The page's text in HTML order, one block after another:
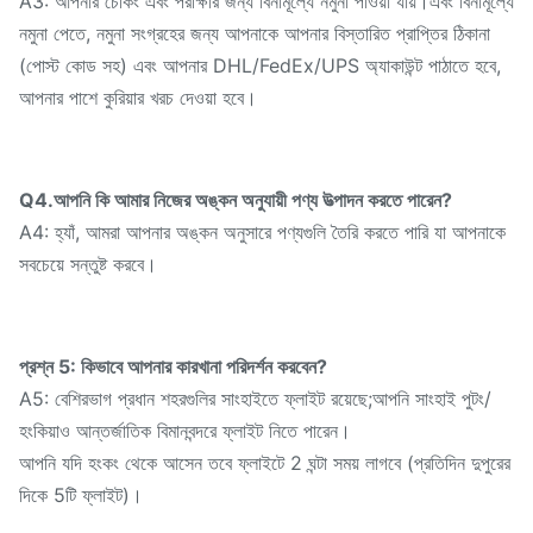
নমুনা পেতে, নমুনা সংগ্রহের জন্য আপনাকে আপনার বিস্তারিত প্রাপ্তির ঠিকানা
(পোস্ট কোড সহ) এবং আপনার DHL/FedEx/UPS অ্যাকাউন্ট পাঠাতে হবে,
আপনার পাশে কুরিয়ার খরচ দেওয়া হবে।
Q4.আপনি কি আমার নিজের অঙ্কন অনুযায়ী পণ্য উত্পাদন করতে পারেন?
A4: হ্যাঁ, আমরা আপনার অঙ্কন অনুসারে পণ্যগুলি তৈরি করতে পারি যা আপনাকে
সবচেয়ে সন্তুষ্ট করবে।
প্রশ্ন 5: কিভাবে আপনার কারখানা পরিদর্শন করবেন?
A5: বেশিরভাগ প্রধান শহরগুলির সাংহাইতে ফ্লাইট রয়েছে;আপনি সাংহাই পুটং/
হংকিয়াও আন্তর্জাতিক বিমানবন্দরে ফ্লাইট নিতে পারেন।
আপনি যদি হংকং থেকে আসেন তবে ফ্লাইটে 2 ঘন্টা সময় লাগবে (প্রতিদিন দুপুরের
দিকে 5টি ফ্লাইট)।